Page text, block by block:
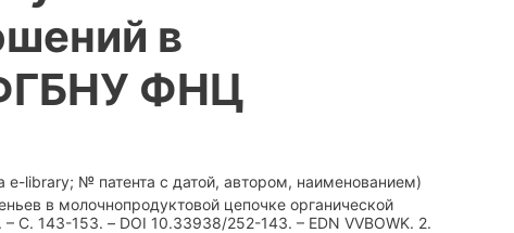
в
ФНЦ
e-library; № патента с датой, автором, наименованием)
в молочнопродуктовой цепочке органической
С. 143-153. – DOI 10.33938/252-143. – EDN VVBOWK. 2.